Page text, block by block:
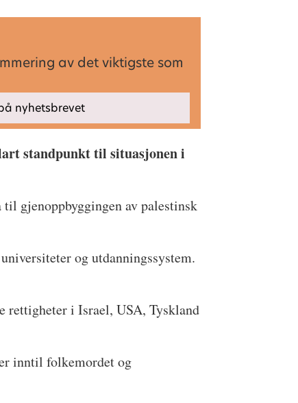
av det viktigste som
standpunkt til situasjonen i
gjenoppbyggingen av palestinsk
og utdanningssystem.
rettigheter i Israel, USA, Tyskland
inntil folkemordet og